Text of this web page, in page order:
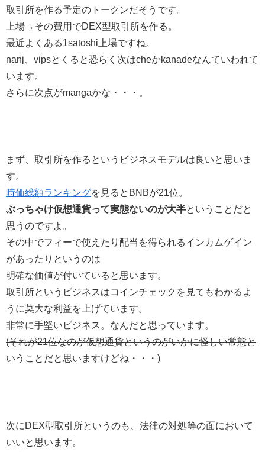
取引所を作る予定のトークンだそうです。
上場→その費用でDEX型取引所を作る。
最近よくある1satoshi上場ですね。
nanj、vipsとくると恐らく次はcheかkanadeなんていわれて
います。
さらに次点がmangaかな・・・。
まず、取引所を作るというビジネスモデルは良いと思いま
す。
時価総額ランキングを見るとBNBが21位。
ぶっちゃけ仮想通貨って実態ないのが大半ということだと
思うのですよ。
その中でフィーで使えたり配当を得られるインカムゲイン
があったりというのは
明確な価値が付いていると思います。
取引所というビジネスはコインチェックを見てもわかるよ
うに莫大な利益を上げています。
非常に手堅いビジネス。なんだと思っています。
(それが21位なのが仮想通貨というのがいかに怪しい常態と
いうことだと思いますけどね・・・)
次にDEX型取引所というのも、法律の対処等の面において
いいと思います。